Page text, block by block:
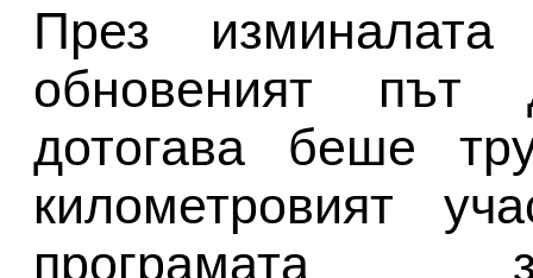
През
обновеният път
дотогава беше
километровият
програмата